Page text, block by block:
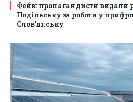
Фейк: пропагандисти видали
Подільську за роботи у
Слов’янську